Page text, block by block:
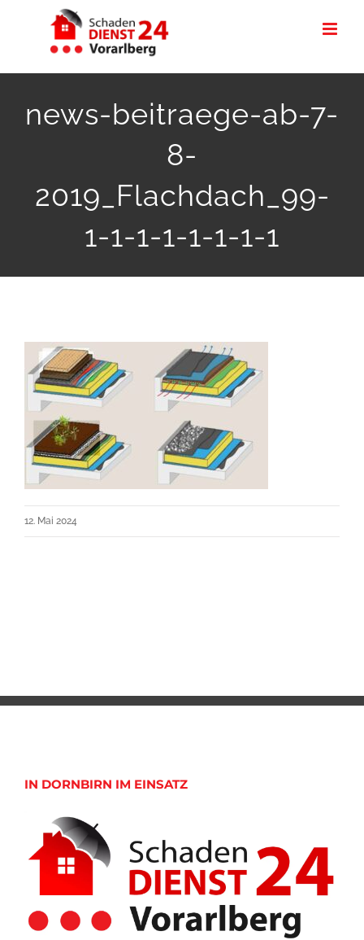
news-beitraege-ab-7-
8-
2019_Flachdach_99-
1-1-1-1-1-1-1-1
12. Mai 2024
IN DORNBIRN IM EINSATZ